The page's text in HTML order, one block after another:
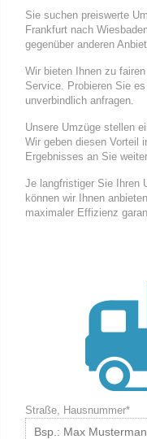
Sie suchen preiswerte
Frankfurt nach
gegenüber anderen
Wir bieten Ihnen zu
Service. Probieren Sie
unverbindlich anfragen.
Unsere Umzüge stellen
Wir geben diesen Vorteil
Ergebnisses an Sie
Je langfristiger Sie Ihren
können wir Ihnen
maximaler Effizienz
Straße, Hausnummer*